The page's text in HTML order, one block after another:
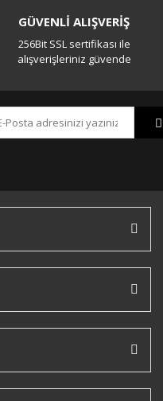
GÜVENLİ ALIŞVERİŞ
256Bit SSL sertifikası ile
alışverişleriniz güvende